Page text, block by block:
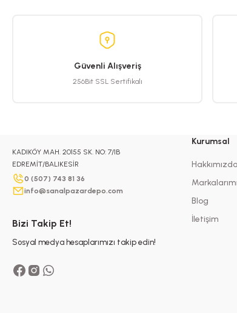
Güvenli Alışveriş
256Bit SSL Sertifikalı
KADIKÖY MAH. 20155 SK. NO: 7/1B
EDREMİT/BALIKESİR
0 (507) 743 81 36
info@sanalpazardepo.com
Bizi Takip Et!
Sosyal medya hesaplarımızı takip edin!
Kurumsal
Hakkımızda
Blog
İletişim